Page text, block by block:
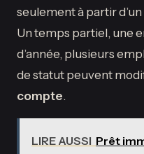
seulement à partir
Un temps partiel, une
d’année, plusieurs
de statut peuvent
compte.
LIRE AUSSI Prêt